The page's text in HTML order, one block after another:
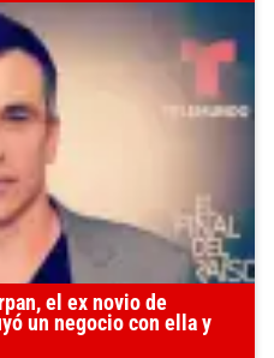
el ex novio de
un negocio con ella y